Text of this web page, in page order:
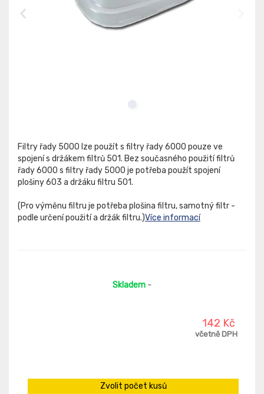
Filtry řady 5000 lze použít s filtry řady 6000 pouze ve
spojení s držákem filtrů 501. Bez současného použití filtrů
řady 6000 s filtry řady 5000 je potřeba použít spojení
plošiny 603 a držáku filtru 501.
(Pro výměnu filtru je potřeba plošina filtru, samotný filtr -
podle určení použití a držák filtru.)Více informací
Skladem -
142 Kč
včetně DPH
Zvolit počet kusů